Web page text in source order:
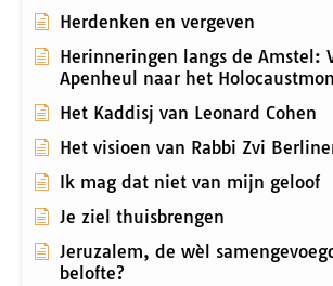
Herdenken en vergeven
Herinneringen langs de Amstel:
Apenheul naar het
Het Kaddisj van Leonard Cohen
Het visioen van Rabbi Zvi
Ik mag dat niet van mijn geloof
Je ziel thuisbrengen
Jeruzalem, de wèl
belofte?